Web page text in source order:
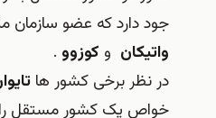
جود دارد كه عضو سازمان
واتيكان و كوزوو .
در نظر برخی کشور ها
خواص یک کشور مستقل را